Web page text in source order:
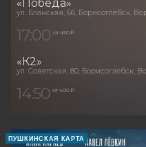
«Победа»
ул. Бланская, 66, Борисоглебск,
17:00 от 450 ₽
«К2»
ул. Советская, 80, Борисоглебск,
14:50 от 400 ₽
ПУШКИНСКАЯ КАРТА